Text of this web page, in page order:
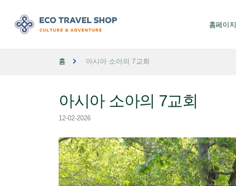
홈페이지
홈 아시아 소아의 7교회
아시아 소아의 7교회
12-02-2026